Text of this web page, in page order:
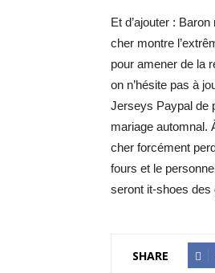
Et d’ajouter :
cher montre
pour amener de la
on n’hésite pas à
Jerseys Paypal de
mariage automnal.
cher forcément
fours et le
seront it-shoes des
SHARE